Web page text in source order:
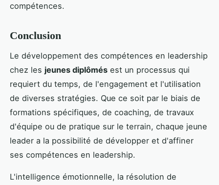
compétences.
Conclusion
Le développement des compétences en leadership
chez les jeunes diplômés est un processus qui
requiert du temps, de l'engagement et l'utilisation
de diverses stratégies. Que ce soit par le biais de
formations spécifiques, de coaching, de travaux
d'équipe ou de pratique sur le terrain, chaque jeune
leader a la possibilité de développer et d'affiner
ses compétences en leadership.
L'intelligence émotionnelle, la résolution de